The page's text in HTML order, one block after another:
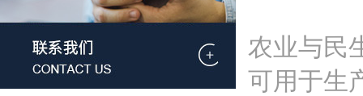
农业与民
可用于生